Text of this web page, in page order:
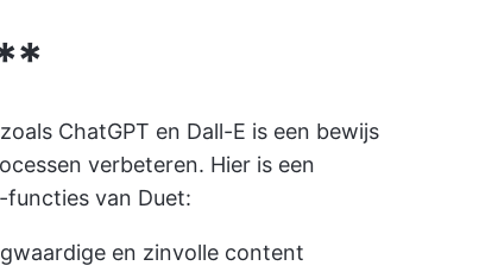
zoals ChatGPT en Dall-E is een bewijs
verbeteren. Hier is een
van Duet:
en zinvolle content